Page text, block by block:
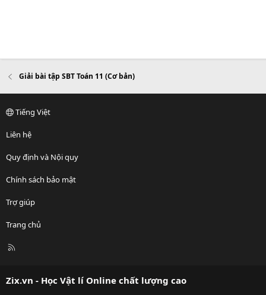
Giải bài tập SBT Toán 11 (Cơ bản)
Tiếng Việt
Liên hệ
Quy định và Nội quy
Chính sách bảo mật
Trợ giúp
Trang chủ
R
Zix.vn - Học Vật lí Online chất lượng cao